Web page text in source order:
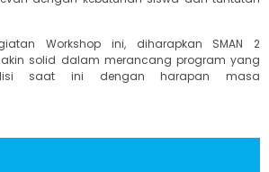
Workshop ini, diharapkan SMAN 2
solid dalam merancang program yang
saat ini dengan harapan masa